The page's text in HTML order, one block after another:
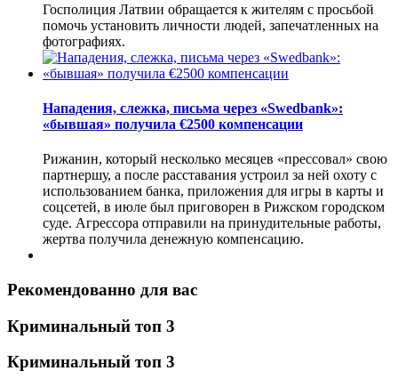
Госполиция Латвии обращается к жителям с просьбой
помочь установить личности людей, запечатленных на
фотографиях.
Нападения, слежка, письма через «Swedbank»:
«бывшая» получила €2500 компенсации
Рижанин, который несколько месяцев «прессовал» свою
партнершу, а после расставания устроил за ней охоту с
использованием банка, приложения для игры в карты и
соцсетей, в июле был приговорен в Рижском городском
суде. Агрессора отправили на принудительные работы,
жертва получила денежную компенсацию.
Рекомендованно для вас
Криминальный топ 3
Криминальный топ 3